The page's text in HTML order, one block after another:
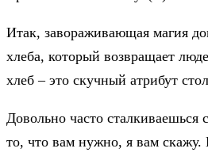
Итак, завораживающая магия
хлеба, который возвращает
хлеб – это скучный атрибут
Довольно часто
то, что вам нужно, я вам скажу.